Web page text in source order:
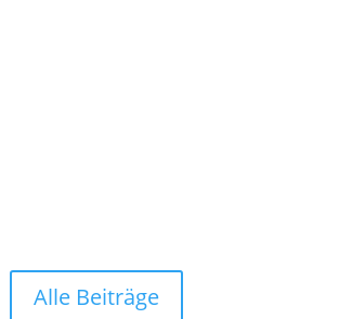
Alle Beiträge